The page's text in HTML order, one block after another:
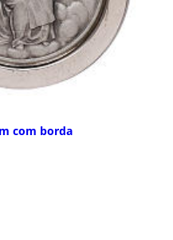
com borda